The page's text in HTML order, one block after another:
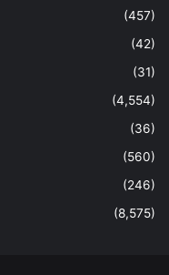
(457)
(42)
(31)
(4,554)
(36)
(560)
(246)
(8,575)